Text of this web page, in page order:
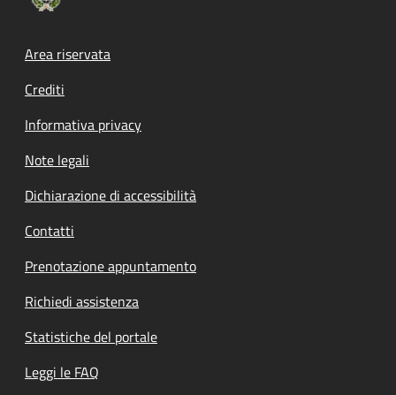
Footer menu
Area riservata
Crediti
Informativa privacy
Note legali
Dichiarazione di accessibilità
Contatti
Prenotazione appuntamento
Richiedi assistenza
Statistiche del portale
Leggi le FAQ